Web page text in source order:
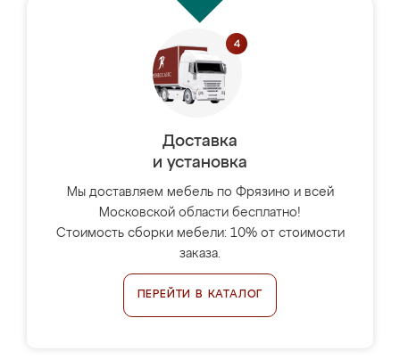
Доставка
и установка
Мы доставляем мебель по Фрязино и всей
Московской области бесплатно!
Стоимость сборки мебели: 10% от стоимости
заказа.
ПЕРЕЙТИ В КАТАЛОГ